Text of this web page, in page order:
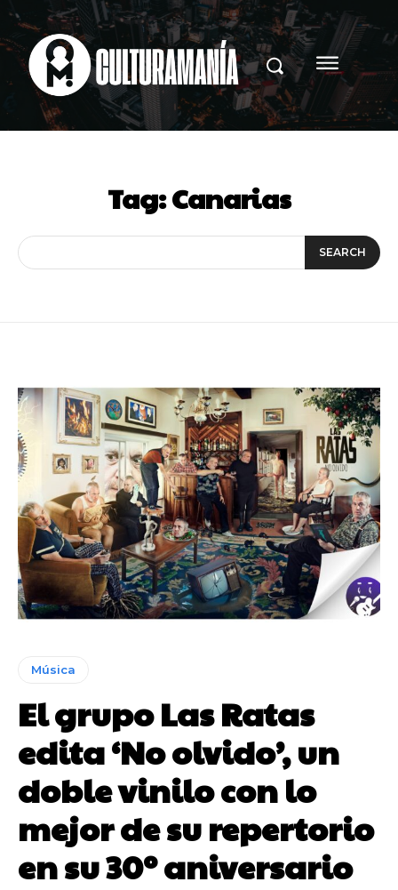
Tag:Canarias
SEARCH
Música
El grupo Las Ratas
edita ‘No olvido’, un
doble vinilo con lo
mejor de su repertorio
en su 30º aniversario